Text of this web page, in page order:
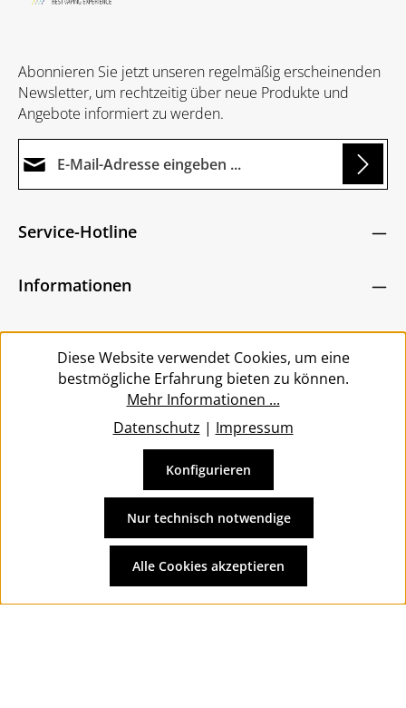
Abonnieren Sie jetzt unseren regelmäßig erscheinenden
Newsletter, um rechtzeitig über neue Produkte und
Angebote informiert zu werden.
Ich habe dieDatenschutzbestimmungen
bin mit ihnen einverstanden.
Loading...
Zeichen ein*
Die mit einem Stern (*) markierten Felder sind
Service-Hotline
Informationen
Service
Vertrag widerrufen
und ggf. Nachnahmegebühren, wenn nicht anders
angegeben.
Diese Website verwendet Cookies, um eine
bestmögliche Erfahrung bieten zu können.
Mehr Informationen ...
Datenschutz | Impressum
Nur technisch notwendige
Konfigurieren
Alle Cookies akzeptieren